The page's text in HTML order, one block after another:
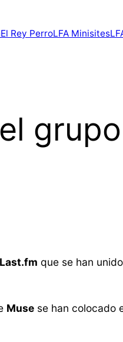
El Rey PerroLFA Minisites
Last.fm que se han
Muse se han colocado